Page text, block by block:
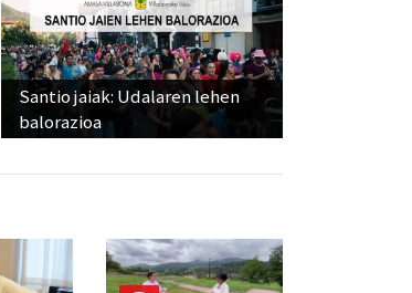
Santio jaiak: Udalaren lehen
balorazioa